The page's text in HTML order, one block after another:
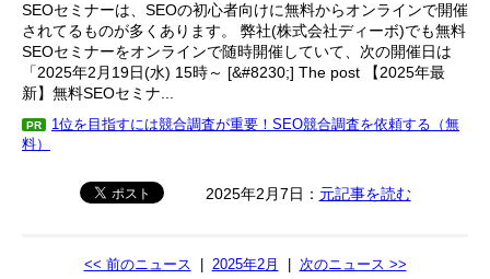
SEOセミナーは、SEOの初心者向けに無料からオンラインで開催
されてるものが多くあります。 弊社(株式会社ディーボ)でも無料
SEOセミナーをオンラインで随時開催していて、次の開催日は
「2025年2月19日(水) 15時～ [&#8230;] The post 【2025年最
新】無料SEOセミナ...
PR
1位を目指すには競合調査が重要！SEO競合調査を依頼する（無
料）
2025年2月7日： 元記事を読む
<< 前のニュース 2025年2月 次のニュース >>